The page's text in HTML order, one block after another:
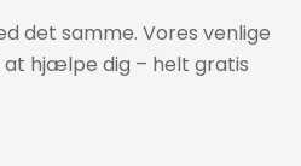
det samme. Vores venlige
hjælpe dig – helt gratis